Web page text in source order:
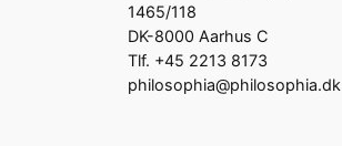
1465/118
DK-8000 Aarhus C
Tlf. +45 2213 8173
philosophia@philosophia.dk